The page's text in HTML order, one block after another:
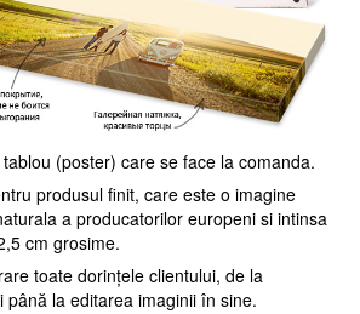
(poster) care se face la comanda.
produsul finit, care este o imagine
a producatorilor europeni si intinsa
cm grosime.
toate dorințele clientului, de la
până la editarea imaginii în sine.